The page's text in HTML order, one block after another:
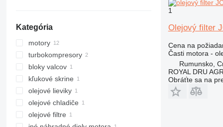
Kategória
motory
turbokompresory
bloky valcov
kľukové skrine
olejové lieviky
olejové chladiče
olejové filtre
1
Olejový filter
Cena na
Časti motora -
Rumunsko,
ROYAL DRU
Obráťte sa na